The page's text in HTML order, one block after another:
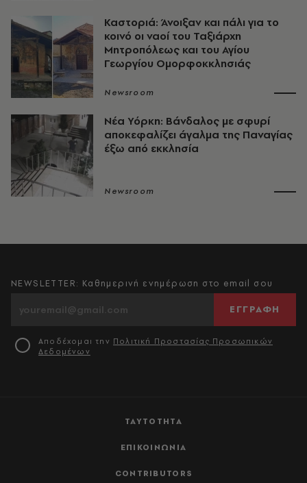
Καστοριά: Άνοιξαν και πάλι για το
κοινό οι ναοί του Ταξιάρχη
Μητροπόλεως και του Αγίου
Γεωργίου Ομορφοκκλησιάς
Newsroom
Νέα Υόρκη: Βάνδαλος με σφυρί
αποκεφαλίζει άγαλμα της Παναγίας
έξω από εκκλησία
Newsroom
ΤΑΥΤΟΤΗΤΑ
ΕΠΙΚΟΙΝΩΝΙΑ
CONTRIBUTORS
NEWSLETTER: Καθημερινή ενημέρωση στο email σου
ΕΓΓΡΑΦΗ
Αποδέχομαι την Πολιτική Προστασίας Προσωπικών
Δεδομένων